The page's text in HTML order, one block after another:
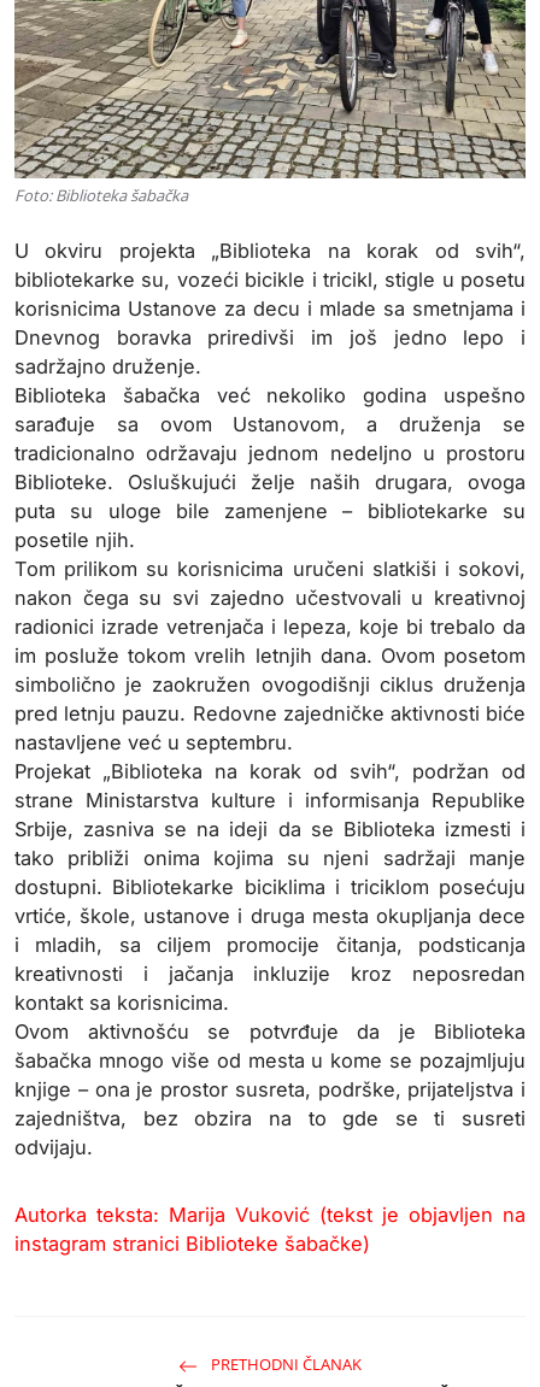
Foto: Biblioteka šabačka
U okviru projekta „Biblioteka na korak od svih“,
bibliotekarke su, vozeći bicikle i tricikl, stigle u posetu
korisnicima Ustanove za decu i mlade sa smetnjama i
Dnevnog boravka priredivši im još jedno lepo i
sadržajno druženje.
Biblioteka šabačka već nekoliko godina uspešno
sarađuje sa ovom Ustanovom, a druženja se
tradicionalno održavaju jednom nedeljno u prostoru
Biblioteke. Osluškujući želje naših drugara, ovoga
puta su uloge bile zamenjene – bibliotekarke su
posetile njih.
Tom prilikom su korisnicima uručeni slatkiši i sokovi,
nakon čega su svi zajedno učestvovali u kreativnoj
radionici izrade vetrenjača i lepeza, koje bi trebalo da
im posluže tokom vrelih letnjih dana. Ovom posetom
simbolično je zaokružen ovogodišnji ciklus druženja
pred letnju pauzu. Redovne zajedničke aktivnosti biće
nastavljene već u septembru.
Projekat „Biblioteka na korak od svih“, podržan od
strane Ministarstva kulture i informisanja Republike
Srbije, zasniva se na ideji da se Biblioteka izmesti i
tako približi onima kojima su njeni sadržaji manje
dostupni. Bibliotekarke biciklima i triciklom posećuju
vrtiće, škole, ustanove i druga mesta okupljanja dece
i mladih, sa ciljem promocije čitanja, podsticanja
kreativnosti i jačanja inkluzije kroz neposredan
kontakt sa korisnicima.
Ovom aktivnošću se potvrđuje da je Biblioteka
šabačka mnogo više od mesta u kome se pozajmljuju
knjige – ona je prostor susreta, podrške, prijateljstva i
zajedništva, bez obzira na to gde se ti susreti
odvijaju.
Autorka teksta: Marija Vuković (tekst je objavljen na
instagram stranici Biblioteke šabačke)
PRETHODNI ČLANAK